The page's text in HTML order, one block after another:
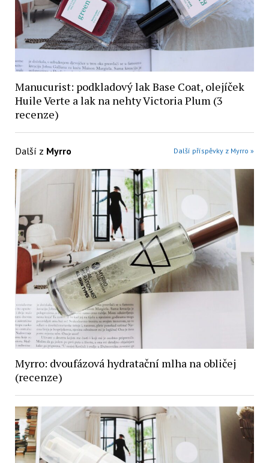
Manucurist: podkladový lak Base Coat, olejíček
Huile Verte a lak na nehty Victoria Plum (3
recenze)
Další z Myrro Další příspěvky z Myrro »
Myrro: dvoufázová hydratační mlha na obličej
(recenze)